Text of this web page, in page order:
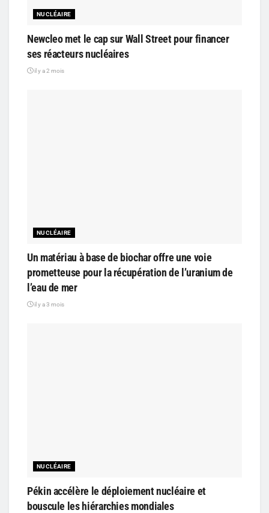
NUCLÉAIRE
Newcleo met le cap sur Wall Street pour financer
ses réacteurs nucléaires
il y a 2 mois
NUCLÉAIRE
Un matériau à base de biochar offre une voie
prometteuse pour la récupération de l’uranium de
l’eau de mer
il y a 3 mois
NUCLÉAIRE
Pékin accélère le déploiement nucléaire et
bouscule les hiérarchies mondiales